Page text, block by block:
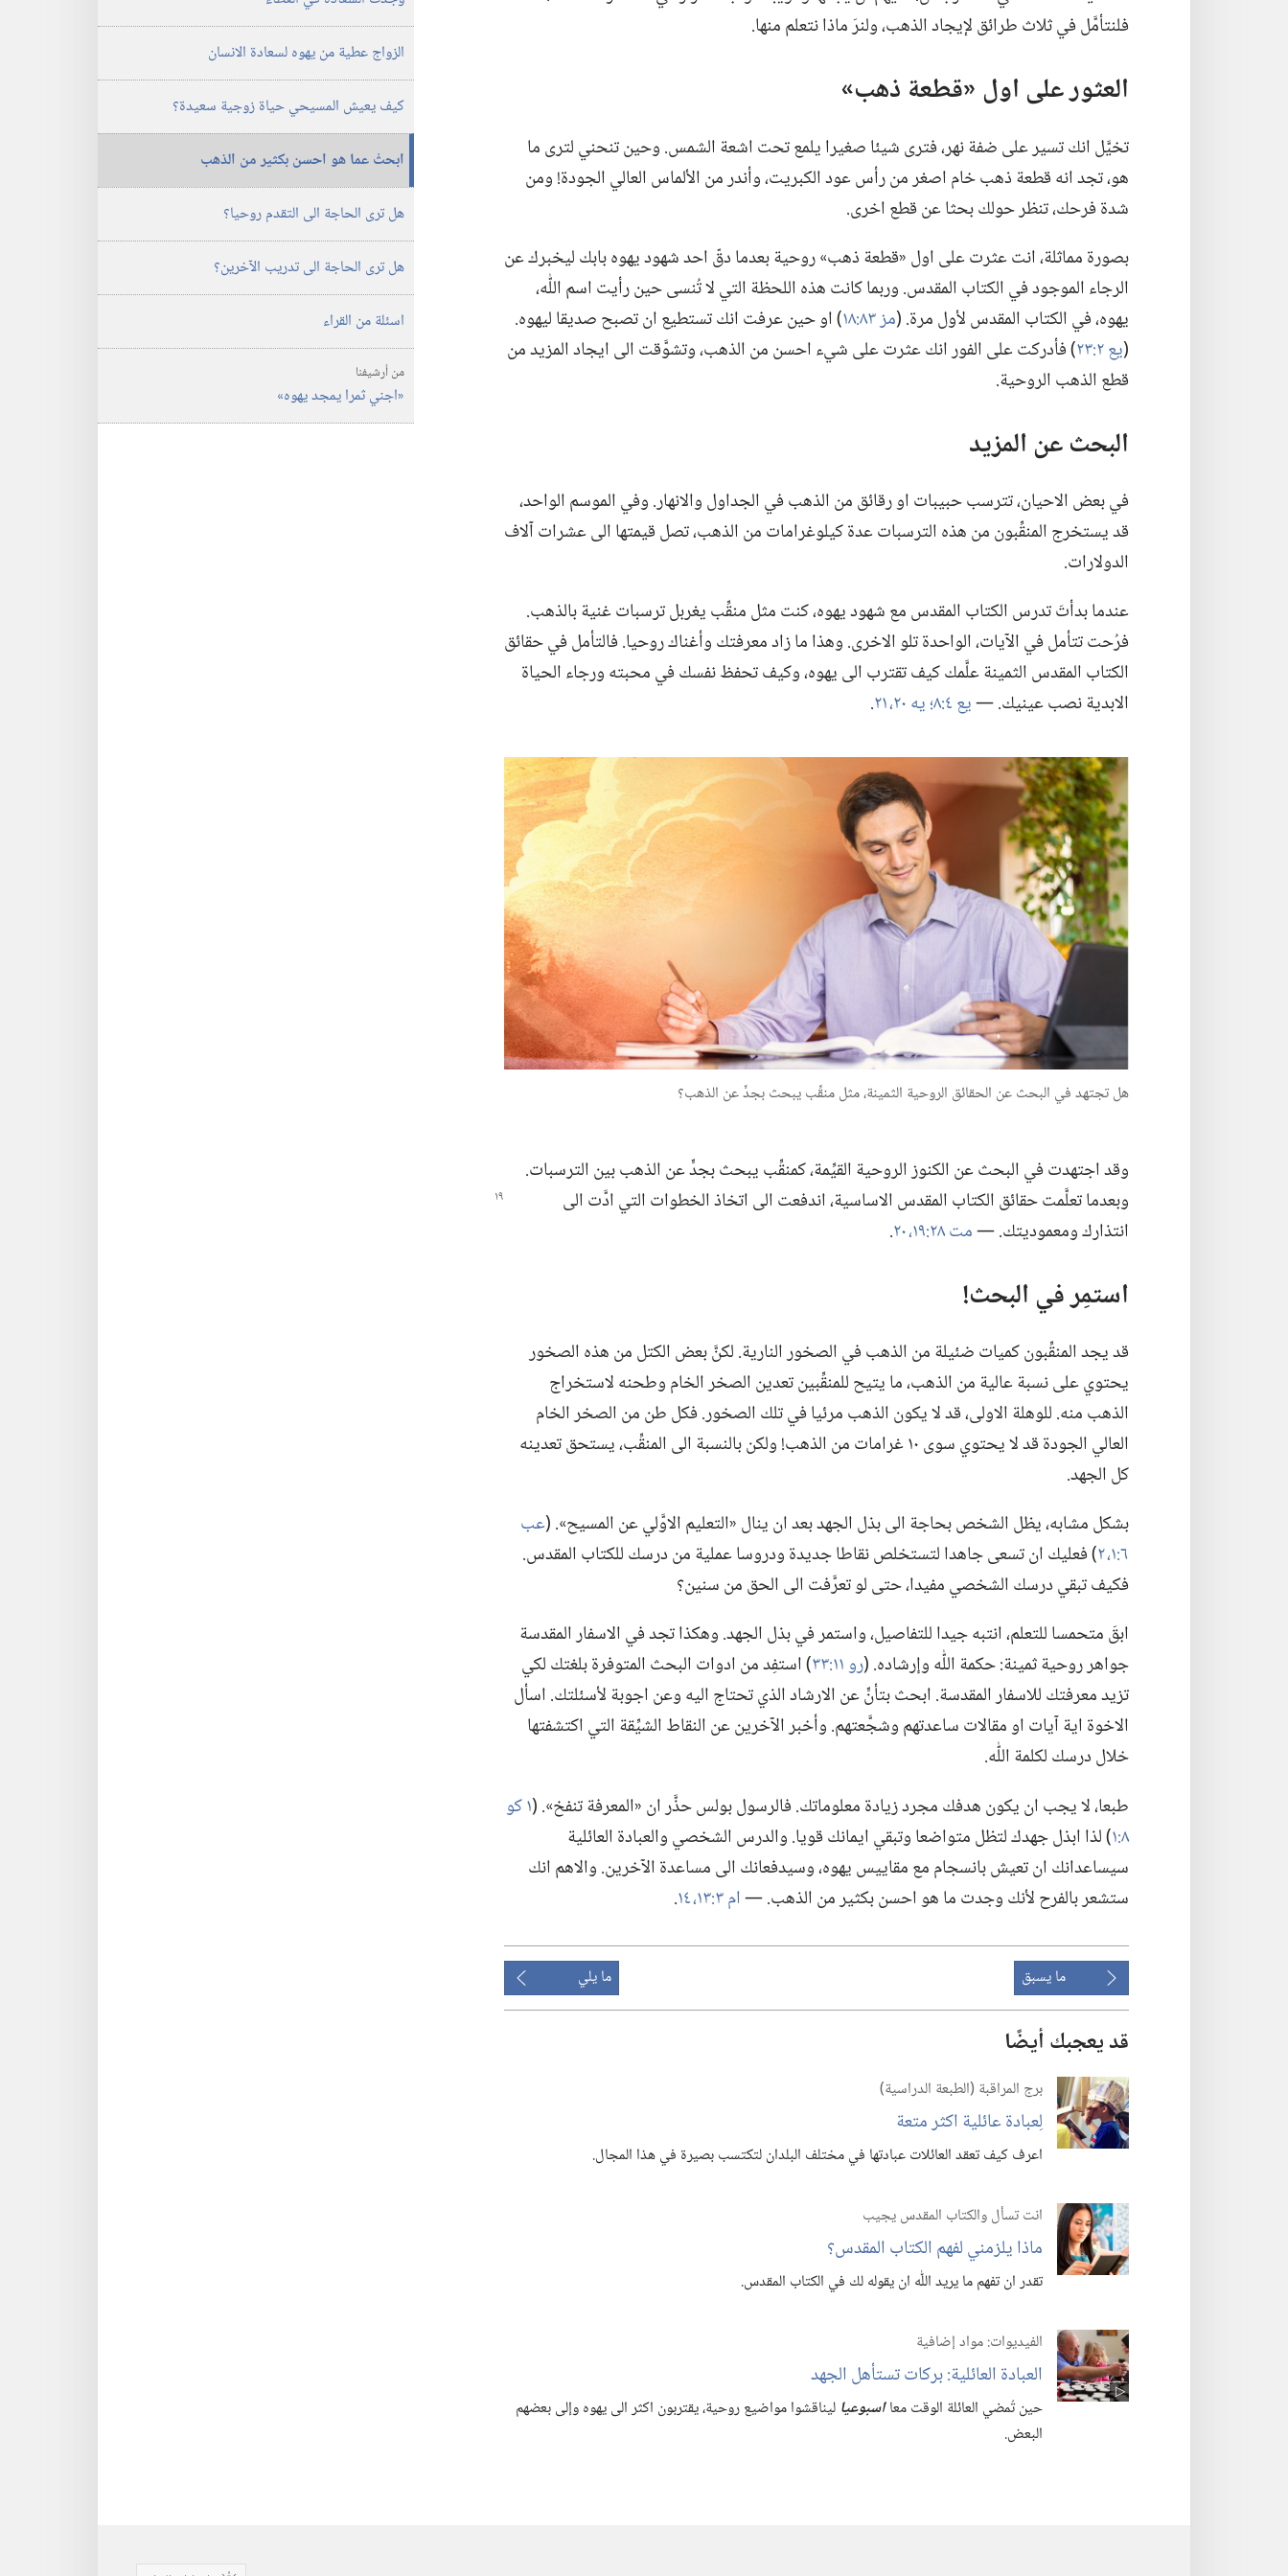
فلنتأمَّل في ثلاث طرائق لإيجاد الذهب،‏ ولنرَ ماذا نتعلم منها.‏
العثور على اول «قطعة ذهب»‏
تخيَّل انك تسير على ضفة نهر،‏ فترى شيئا صغيرا يلمع تحت اشعة الشمس.‏ وحين تنحني لترى ما
هو،‏ تجد انه قطعة ذهب خام اصغر من رأس عود الكبريت،‏ وأندر من الألماس العالي الجودة!‏ ومن
شدة فرحك،‏ تنظر حولك بحثا عن قطع اخرى.‏
بصورة مماثلة،‏ انت عثرت على اول «قطعة ذهب» روحية بعدما دقّ احد شهود يهوه بابك ليخبرك عن
الرجاء الموجود في الكتاب المقدس.‏ وربما كانت هذه اللحظة التي لا تُنسى حين رأيت اسم اللّٰه،‏
يهوه،‏ في الكتاب المقدس لأول مرة.‏ (‏مز ٨٣:‏١٨
‏)‏ او حين عرفت انك تستطيع ان تصبح صديقا ليهوه.‏
(‏يع ٢:‏٢٣
‏)‏ فأدركت على الفور انك عثرت على شيء احسن من الذهب،‏ وتشوَّقت الى ايجاد المزيد من
قطع الذهب الروحية.‏
البحث عن المزيد
في بعض الاحيان،‏ تترسب حبيبات او رقائق من الذهب في الجداول والانهار.‏ وفي الموسم الواحد،‏
قد يستخرج المنقِّبون من هذه الترسبات عدة كيلوغرامات من الذهب،‏ تصل قيمتها الى عشرات آلاف
الدولارات.‏
عندما بدأتَ تدرس الكتاب المقدس مع شهود يهوه،‏ كنت مثل منقِّب يغربل ترسبات غنية بالذهب.‏
فرُحت تتأمل في الآيات،‏ الواحدة تلو الاخرى.‏ وهذا ما زاد معرفتك وأغناك روحيا.‏ فالتأمل في حقائق
الكتاب المقدس الثمينة علَّمك كيف تقترب الى يهوه،‏ وكيف تحفظ نفسك في محبته ورجاء الحياة
الابدية نصب عينيك.‏ —‏يع ٤:‏٨؛‏ يه ٢٠،‏ ٢١ ‏.‏
هل تجتهد في البحث عن الحقائق الروحية الثمينة،‏ مثل منقِّب يبحث بجدٍّ عن الذهب؟‏
وقد اجتهدت في البحث عن الكنوز الروحية القيِّمة،‏ كمنقِّب يبحث بجدٍّ عن الذهب بين الترسبات.‏
وبعدماتعلَّمت حقائق الكتاب المقدس الاساسية،‏ اندفعت الى اتخاذ الخطوات التي ادَّت الى
انتذارك ومعموديتك.‏ —‏مت ٢٨:‏١٩،‏ ٢٠ ‏.‏
استمِر في البحث!‏
قد يجد المنقِّبون كميات ضئيلة من الذهب في الصخور النارية.‏ لكنَّ بعض الكتل من هذه الصخور
يحتوي على نسبة عالية من الذهب،‏ ما يتيح للمنقِّبين تعدين الصخر الخام وطحنه لاستخراج
الذهب منه.‏ للوهلة الاولى،‏ قد لا يكون الذهب مرئيا في تلك الصخور.‏ فكل طن من الصخر الخام
العالي الجودة قد لا يحتوي سوى ١٠ غرامات من الذهب!‏ ولكن بالنسبة الى المنقِّب،‏ يستحق تعدينه
كل الجهد.‏
بشكل مشابه،‏ يظل الشخص بحاجة الى بذل الجهد بعد ان ينال «التعليم الاوَّلي عن المسيح».‏ (‏عب
٦:‏١،‏ ٢
‏)‏ فعليك ان تسعى جاهدا لتستخلص نقاطا جديدة ودروسا عملية من درسك للكتاب المقدس.‏
فكيف تبقي درسك الشخصي مفيدا،‏ حتى لو تعرَّفت الى الحق من سنين؟‏
ابقَ متحمسا للتعلم،‏ انتبه جيدا للتفاصيل،‏ واستمر في بذل الجهد.‏ وهكذا تجد في الاسفار المقدسة
جواهر روحية ثمينة:‏ حكمة اللّٰه وإرشاده.‏ (‏رو ١١:‏٣٣
‏)‏ استفِد من ادوات البحث المتوفرة بلغتك لكي
تزيد معرفتك للاسفار المقدسة.‏ ابحث بتأنٍّ عن الارشاد الذي تحتاج اليه وعن اجوبة لأسئلتك.‏ اسأل
الاخوة اية آيات او مقالات ساعدتهم وشجَّعتهم.‏ وأخبر الآخرين عن النقاط الشيِّقة التي اكتشفتها
خلال درسك لكلمة اللّٰه.‏
طبعا،‏ لا يجب ان يكون هدفك مجرد زيادة معلوماتك.‏ فالرسول بولس حذَّر ان «المعرفة تنفخ».‏ (‏ ١ كو
٨:‏١ ‏)‏ لذا ابذل جهدك لتظل متواضعا وتبقي ايمانك قويا.‏ والدرس الشخصي والعبادة العائلية
سيساعدانك ان تعيش بانسجام مع مقاييس يهوه،‏ وسيدفعانك الى مساعدة الآخرين.‏ والاهم انك
ستشعر بالفرح لأنك وجدت ما هو احسن بكثير من الذهب.‏ —‏ام ٣:‏١٣،‏ ١٤ ‏.‏
ما يسبق ما يلي
قد يعجبك أيضًا
برج المراقبة (‏الطبعة الدراسية)‏
لِعبادة عائلية اكثر متعة
اعرف كيف تعقد العائلات عبادتها في مختلف البلدان لتكتسب بصيرة في هذا المجال.‏
انت تسأل والكتاب المقدس يجيب
ماذا يلزمني لفهم الكتاب المقدس؟‏
تقدر ان تفهم ما يريد اللّٰه ان يقوله لك في الكتاب المقدس.‏
الفيديوات:‏ مواد إضافية
العبادة العائلية:‏ بركات تستأهل الجهد
حين تُمضي العائلة الوقت معااسبوعيا ليناقشوا مواضيع روحية،‏ يقتربون اكثر الى يهوه وإلى بعضهم
البعض.‏
‏‎آب/
أغسطس‏
‏‎٢٠١٦‏
‏‎آب/
أغسطس‏
الزواج عطية من يهوه لسعادة الانسان
كيف يعيش المسيحي حياة زوجية سعيدة؟‏
ابحثْ عما هو احسن بكثير من الذهب
هل ترى الحاجة الى التقدم روحيا؟‏
هل ترى الحاجة الى تدريب الآخرين؟‏
اسئلة من القراء
من أرشيفنا
‏«اجني ثمرا يمجد يهوه»‏